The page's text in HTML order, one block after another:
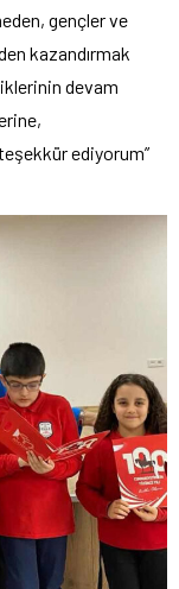
gençler ve
kazandırmak
devam
ediyorum”